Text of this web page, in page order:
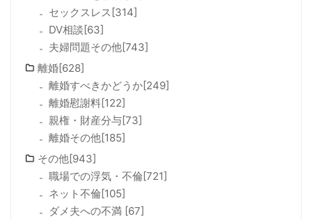
セックスレス[314]
DV相談[63]
夫婦問題その他[743]
離婚[628]
離婚すべきかどうか[249]
離婚慰謝料[122]
親権・財産分与[73]
離婚その他[185]
その他[943]
職場での浮気・不倫[721]
ネット不倫[105]
ダメ夫への不満 [67]